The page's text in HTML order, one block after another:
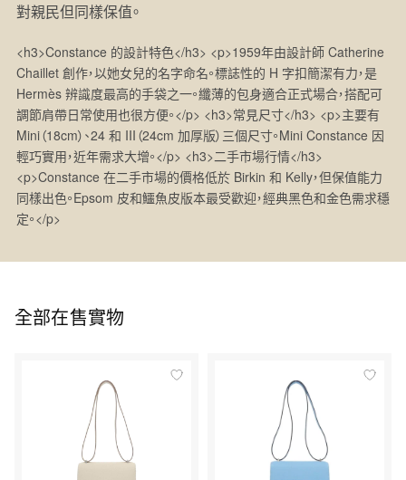
對親民但同樣保值。
<h3>Constance 的設計特色</h3> <p>1959年由設計師 Catherine
Chaillet 創作，以她女兒的名字命名。標誌性的 H 字扣簡潔有力，是
Hermès 辨識度最高的手袋之一。纖薄的包身適合正式場合，搭配可
調節肩帶日常使用也很方便。</p> <h3>常見尺寸</h3> <p>主要有
Mini（18cm）、24 和 III（24cm 加厚版）三個尺寸。Mini Constance 因
輕巧實用，近年需求大增。</p> <h3>二手市場行情</h3>
<p>Constance 在二手市場的價格低於 Birkin 和 Kelly，但保值能力
同樣出色。Epsom 皮和鱷魚皮版本最受歡迎，經典黑色和金色需求穩
定。</p>
全部在售實物